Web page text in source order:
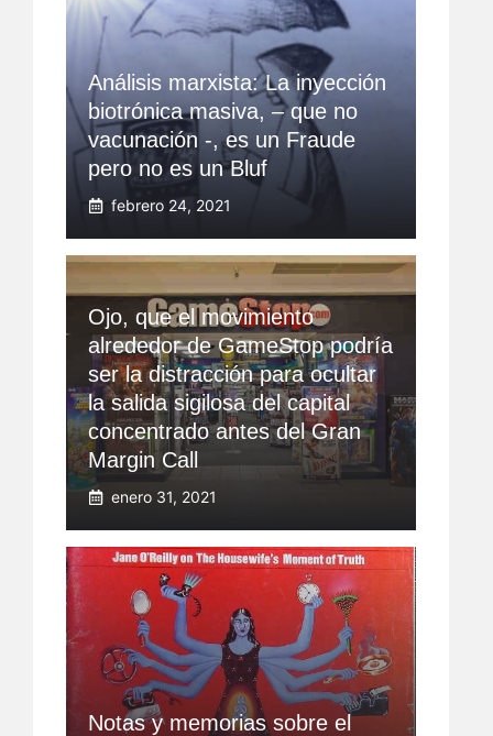
Análisis marxista: La inyección
biotrónica masiva, – que no
vacunación -, es un Fraude
pero no es un Bluf
febrero 24, 2021
Ojo, que el movimiento
alrededor de GameStop podría
ser la distracción para ocultar
la salida sigilosa del capital
concentrado antes del Gran
Margin Call
enero 31, 2021
Notas y memorias sobre el